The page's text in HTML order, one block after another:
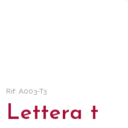
Rif: A003-T3
Lettera t